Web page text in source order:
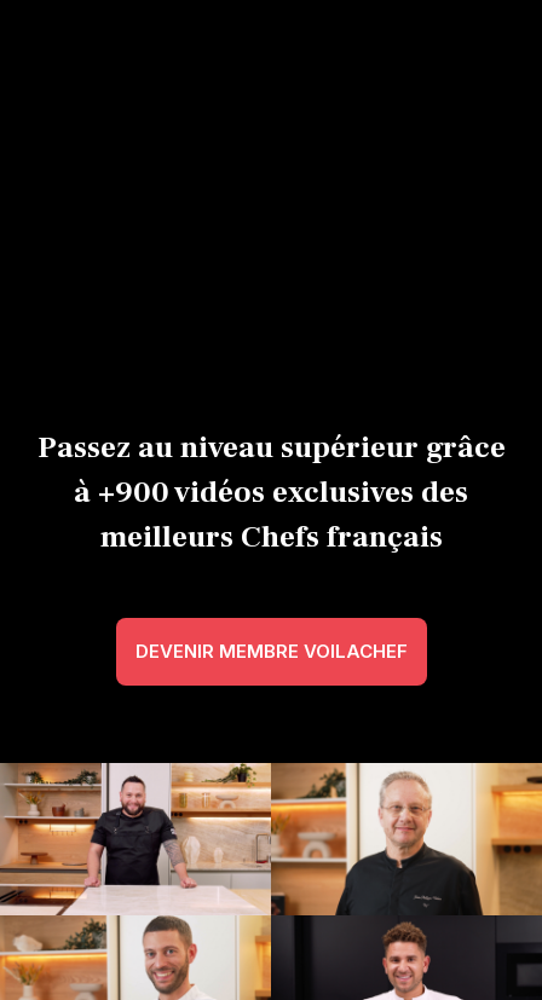
Passez au niveau supérieur grâce
à +900 vidéos exclusives des
meilleurs Chefs français
DEVENIR MEMBRE VOILACHEF